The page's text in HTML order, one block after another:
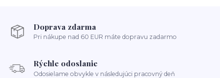
Doprava zdarma
Pri nákupe nad 60 EUR máte dopravu zadarmo
Rýchle odoslanie
Odosielame obvykle v následujúci pracovný deň